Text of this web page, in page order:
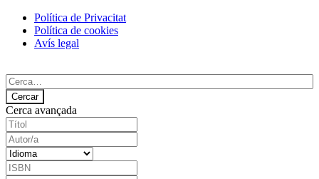
Política de Privacitat
Política de cookies
Avís legal
Cerca avançada